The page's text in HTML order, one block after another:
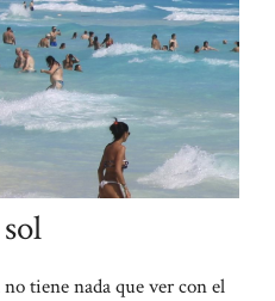
tiene nada que ver con el